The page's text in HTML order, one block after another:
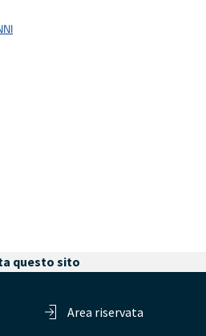
questo sito
Area riservata